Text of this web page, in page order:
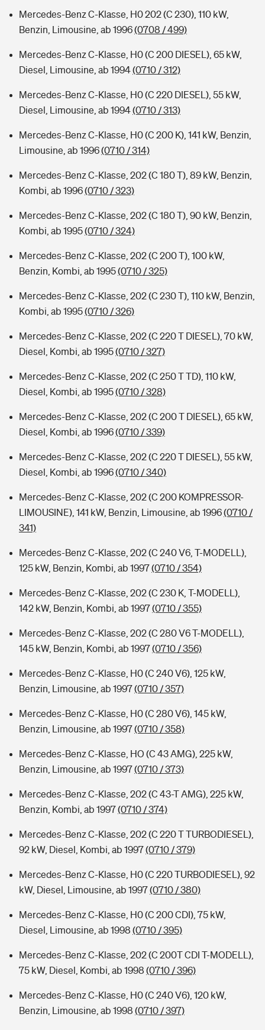
Mercedes-Benz C-Klasse, H0 202 (C 230), 110 kW,
Benzin, Limousine, ab 1996(0708 / 499)
Mercedes-Benz C-Klasse, H0 (C 200 DIESEL), 65 kW,
Diesel, Limousine, ab 1994(0710 / 312)
Mercedes-Benz C-Klasse, H0 (C 220 DIESEL), 55 kW,
Diesel, Limousine, ab 1994(0710 / 313)
Mercedes-Benz C-Klasse, H0 (C 200 K), 141 kW, Benzin,
Limousine, ab 1996(0710 / 314)
Mercedes-Benz C-Klasse, 202 (C 180 T), 89 kW, Benzin,
Kombi, ab 1996(0710 / 323)
Mercedes-Benz C-Klasse, 202 (C 180 T), 90 kW, Benzin,
Kombi, ab 1995(0710 / 324)
Mercedes-Benz C-Klasse, 202 (C 200 T), 100 kW,
Benzin, Kombi, ab 1995(0710 / 325)
Mercedes-Benz C-Klasse, 202 (C 230 T), 110 kW, Benzin,
Kombi, ab 1995(0710 / 326)
Mercedes-Benz C-Klasse, 202 (C 220 T DIESEL), 70 kW,
Diesel, Kombi, ab 1995(0710 / 327)
Mercedes-Benz C-Klasse, 202 (C 250 T TD), 110 kW,
Diesel, Kombi, ab 1995(0710 / 328)
Mercedes-Benz C-Klasse, 202 (C 200 T DIESEL), 65 kW,
Diesel, Kombi, ab 1996(0710 / 339)
Mercedes-Benz C-Klasse, 202 (C 220 T DIESEL), 55 kW,
Diesel, Kombi, ab 1996(0710 / 340)
Mercedes-Benz C-Klasse, 202 (C 200 KOMPRESSOR-
LIMOUSINE), 141 kW, Benzin, Limousine, ab 1996(0710 /
341)
Mercedes-Benz C-Klasse, 202 (C 240 V6, T-MODELL),
125 kW, Benzin, Kombi, ab 1997(0710 / 354)
Mercedes-Benz C-Klasse, 202 (C 230 K, T-MODELL),
142 kW, Benzin, Kombi, ab 1997(0710 / 355)
Mercedes-Benz C-Klasse, 202 (C 280 V6 T-MODELL),
145 kW, Benzin, Kombi, ab 1997(0710 / 356)
Mercedes-Benz C-Klasse, H0 (C 240 V6), 125 kW,
Benzin, Limousine, ab 1997(0710 / 357)
Mercedes-Benz C-Klasse, H0 (C 280 V6), 145 kW,
Benzin, Limousine, ab 1997(0710 / 358)
Mercedes-Benz C-Klasse, HO (C 43 AMG), 225 kW,
Benzin, Limousine, ab 1997(0710 / 373)
Mercedes-Benz C-Klasse, 202 (C 43-T AMG), 225 kW,
Benzin, Kombi, ab 1997(0710 / 374)
Mercedes-Benz C-Klasse, 202 (C 220 T TURBODIESEL),
92 kW, Diesel, Kombi, ab 1997(0710 / 379)
Mercedes-Benz C-Klasse, H0 (C 220 TURBODIESEL), 92
kW, Diesel, Limousine, ab 1997(0710 / 380)
Mercedes-Benz C-Klasse, H0 (C 200 CDI), 75 kW,
Diesel, Limousine, ab 1998 (0710 / 395)
Mercedes-Benz C-Klasse, 202 (C 200T CDI T-MODELL),
75 kW, Diesel, Kombi, ab 1998 (0710 / 396)
Mercedes-Benz C-Klasse, H0 (C 240 V6), 120 kW,
Benzin, Limousine, ab 1998 (0710 / 397)